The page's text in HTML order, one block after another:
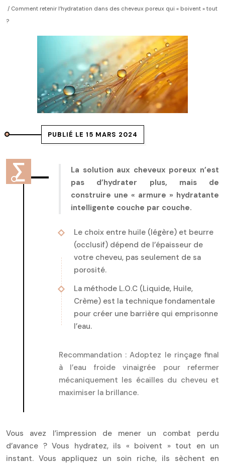
/ Comment retenir l’hydratation dans des cheveux poreux qui « boivent » tout
?
PUBLIÉ LE 15 MARS 2024
La solution aux cheveux poreux n’est
pas d’hydrater plus, mais de
construire une « armure » hydratante
intelligente couche par couche.
Le choix entre huile (légère) et beurre
(occlusif) dépend de l’épaisseur de
votre cheveu, pas seulement de sa
porosité.
La méthode L.O.C (Liquide, Huile,
Crème) est la technique fondamentale
pour créer une barrière qui emprisonne
l’eau.
Recommandation : Adoptez le rinçage final
à l’eau froide vinaigrée pour refermer
mécaniquement les écailles du cheveu et
maximiser la brillance.
Vous avez l’impression de mener un combat perdu
d’avance ? Vous hydratez, ils « boivent » tout en un
instant. Vous appliquez un soin riche, ils sèchent en